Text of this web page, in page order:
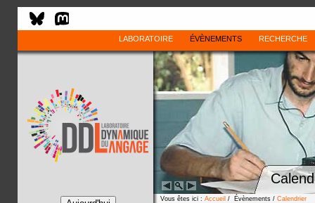
LABORATOIRE ÉVÈNEMENTS RECHERCHE
Vous êtes ici : Accueil / Évènements / Calendrier